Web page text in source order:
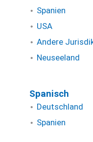
Spanien
USA
Andere
Neuseeland
Spanisch
Deutschland
Spanien